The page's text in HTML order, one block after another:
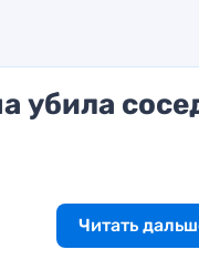
Читать